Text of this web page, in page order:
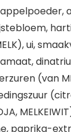
ui,
(van
paprika-